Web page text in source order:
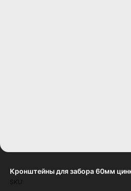
Кронштейны для забора 60мм
SKU: